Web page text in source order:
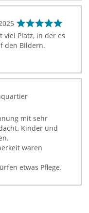
viel Platz, in der es
den Bildern.
mit sehr
Kinder und
waren
etwas Pflege.